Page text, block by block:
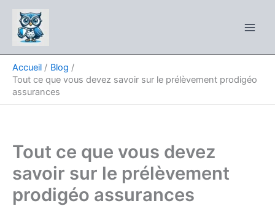
contenu
Accueil
Blog
Tout ce que vous devez savoir sur le prélèvement prodigéo
assurances
Tout ce que vous devez
savoir sur le prélèvement
prodigéo assurances